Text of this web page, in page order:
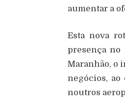
aumentar a
Esta nova
presença no
Maranhão, o
negócios, ao
noutros